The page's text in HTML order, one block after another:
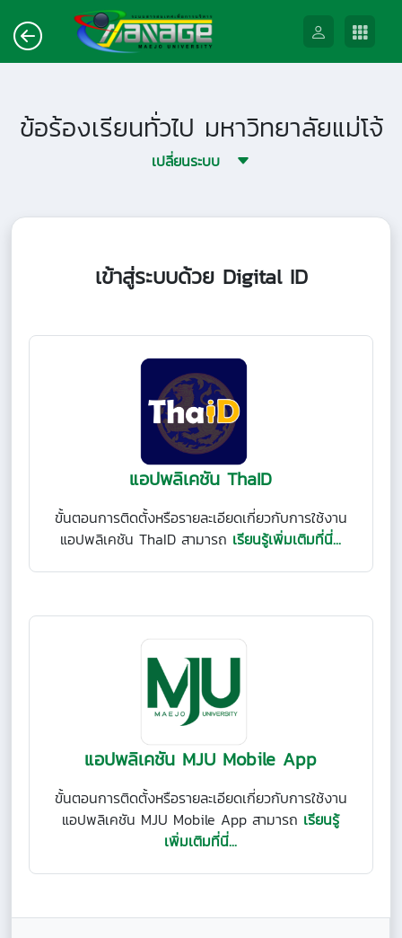
ข้อร้องเรียนทั่วไป มหาวิทยาลัยแม่โจ้
เปลี่ยนระบบ
เข้าสู่ระบบด้วย Digital ID
แอปพลิเคชัน ThaID
ขั้นตอนการติดตั้งหรือรายละเอียดเกี่ยวกับการใช้งาน
แอปพลิเคชัน ThaID สามารถ เรียนรู้เพิ่มเติมที่นี่...
แอปพลิเคชัน MJU Mobile App
ขั้นตอนการติดตั้งหรือรายละเอียดเกี่ยวกับการใช้งาน
แอปพลิเคชัน MJU Mobile App สามารถ เรียนรู้
เพิ่มเติมที่นี่...